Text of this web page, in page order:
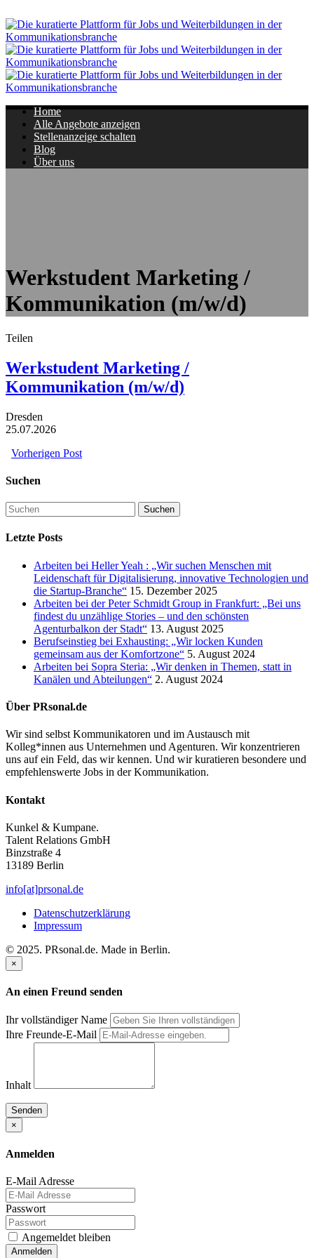
Home
Alle Angebote anzeigen
Stellenanzeige schalten
Blog
Über uns
Werkstudent Marketing /
Kommunikation (m/w/d)
Teilen
Werkstudent Marketing /
Kommunikation (m/w/d)
Dresden
25.07.2026
Vorherigen Post
Suchen
Letzte Posts
Arbeiten bei Heller Yeah : „Wir suchen Menschen mit
Leidenschaft für Digitalisierung, innovative Technologien und
die Startup-Branche“ 15. Dezember 2025
Arbeiten bei der Peter Schmidt Group in Frankfurt: „Bei uns
findest du unzählige Stories – und den schönsten
Agenturbalkon der Stadt“ 13. August 2025
Berufseinstieg bei Exhausting: „Wir locken Kunden
gemeinsam aus der Komfortzone“ 5. August 2024
Arbeiten bei Sopra Steria: „Wir denken in Themen, statt in
Kanälen und Abteilungen“ 2. August 2024
Über PRsonal.de
Wir sind selbst Kommunikatoren und im Austausch mit
Kolleg*innen aus Unternehmen und Agenturen. Wir konzentrieren
uns auf ein Feld, das wir kennen. Und wir kuratieren besondere und
empfehlenswerte Jobs in der Kommunikation.
Kontakt
Kunkel & Kumpane.
Talent Relations GmbH
Binzstraße 4
13189 Berlin
info[at]prsonal.de
Datenschutzerklärung
Impressum
© 2025. PRsonal.de. Made in Berlin.
×
An einen Freund senden
Ihr vollständiger Name
Ihre Freunde-E-Mail
Inhalt
Senden
×
Anmelden
E-Mail Adresse
Passwort
Angemeldet bleiben
Anmelden